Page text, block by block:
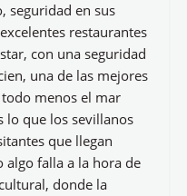
seguridad en sus
restaurantes
con una seguridad
una de las mejores
menos el mar
lo que los sevillanos
que llegan
algo falla a la hora de
donde la